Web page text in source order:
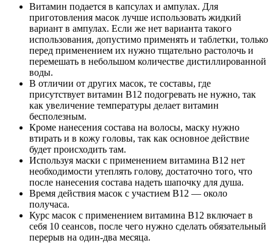
Витамин подается в капсулах и ампулах. Для
приготовления масок лучше использовать жидкий
вариант в ампулах. Если же нет варианта такого
использования, допустимо применять и таблетки, только
перед применением их нужно тщательно растолочь и
перемешать в небольшом количестве дистиллированной
воды.
В отличии от других масок, те составы, где
присутствует витамин В12 подогревать не нужно, так
как увеличение температуры делает витамин
бесполезным.
Кроме нанесения состава на волосы, маску нужно
втирать и в кожу головы, так как основное действие
будет происходить там.
Используя маски с применением витамина В12 нет
необходимости утеплять голову, достаточно того, что
после нанесения состава надеть шапочку для душа.
Время действия масок с участием В12 — около
получаса.
Курс масок с применением витамина В12 включает в
себя 10 сеансов, после чего нужно сделать обязательный
перерыв на один-два месяца.